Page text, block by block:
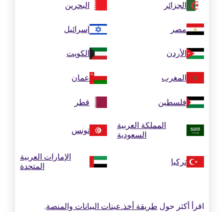
الجزائر البحرين
مصر إسرائيل
الأردن الكويت
المغرب عمان
فلسطين قطر
المملكة العربية
السعودية
تونس
تركيا
الإمارات العربية
المتحدة
اقرأ أكثر حول طريقة أخذ.عينات البيانات والمنصة.